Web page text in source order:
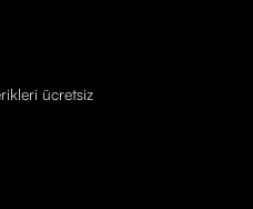
ücretsiz